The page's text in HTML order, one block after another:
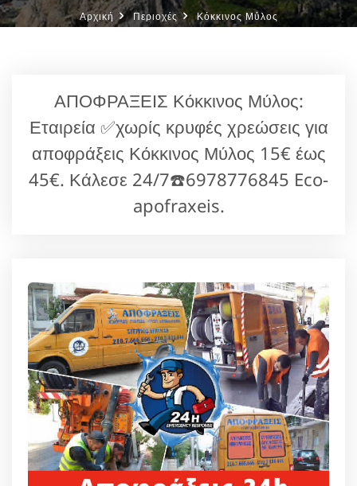
Αρχική Περιοχές Κόκκινος Μύλος
ΑΠΟΦΡΑΞΕΙΣ Κόκκινος Μύλος:
Εταιρεία ✅χωρίς κρυφές χρεώσεις για
αποφράξεις Κόκκινος Μύλος 15€ έως
45€. Κάλεσε 24/7☎️6978776845 Eco-
apofraxeis.